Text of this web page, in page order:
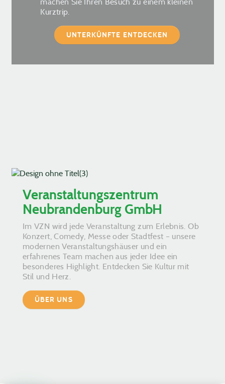
Kurztrip.
UNTERKÜNFTE ENTDECKEN
Veranstaltungszentrum
Neubrandenburg GmbH
Im VZN wird jede Veranstaltung zum Erlebnis. Ob
Konzert, Comedy, Messe oder Stadtfest – unsere
modernen Veranstaltungshäuser und ein
erfahrenes Team machen aus jeder Idee ein
besonderes Highlight. Entdecken Sie Kultur mit
Stil und Herz.
ÜBER UNS